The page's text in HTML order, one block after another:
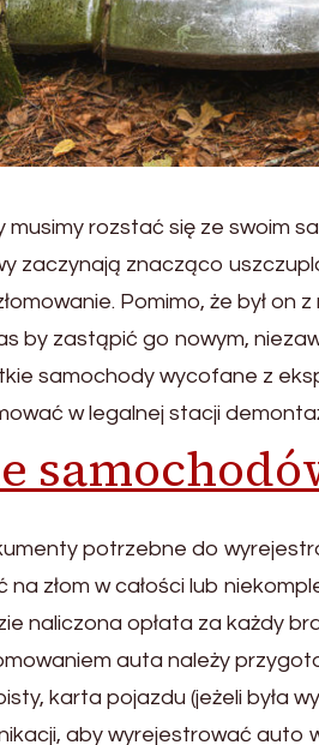
musimy rozstać się ze swoim
zaczynają znacząco
Pomimo, że był on
by zastąpić go nowym,
samochody wycofane z
w legalnej stacji
potrzebne do
złom w całości lub
naliczona opłata za każdy
auta należy
karta pojazdu (jeżeli była
aby wyrejestrować